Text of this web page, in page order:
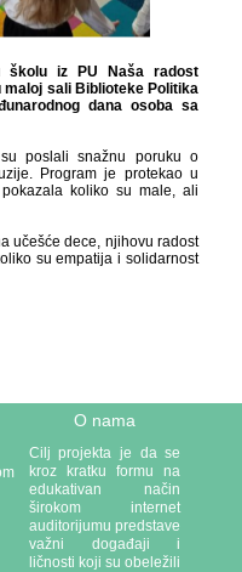
školu iz PU Naša radost
sali Biblioteke Politika
dana osoba sa
poslali snažnu poruku o
Program je protekao u
koliko su male, ali
učešće dece, njihovu radost
su empatija i solidarnost
O nama
Cilj projekta je da se
kroz kratku formu na
edukativan način
širokom internet
auditorijumu predstave
važni događaji i
ličnosti koji su obeležili